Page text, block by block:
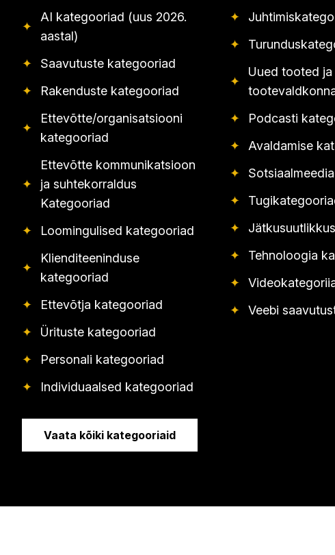
✦
AI kategooriad (uus 2026.
aastal)
✦
Saavutuste kategooriad
✦
Rakenduste kategooriad
✦
Ettevõtte/organisatsiooni
kategooriad
✦
Ettevõtte kommunikatsioon
ja suhtekorraldus
Kategooriad
✦
Loomingulised kategooriad
✦
Klienditeeninduse
kategooriad
✦
Ettevõtja kategooriad
✦
Ürituste kategooriad
✦
Personali kategooriad
✦
Individuaalsed kategooriad
✦
✦
✦
Uued tooted ja
✦
Podcasti
✦
Avaldamise
✦
✦
✦
✦
Tehnoloogia
✦
✦
Veebi
Vaata kõiki kategooriaid